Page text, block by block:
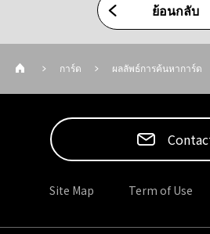
ย้อนกลับ
การ์ด ผลลัพธ์การค้นหาการ์ด
Site Map Term of Use